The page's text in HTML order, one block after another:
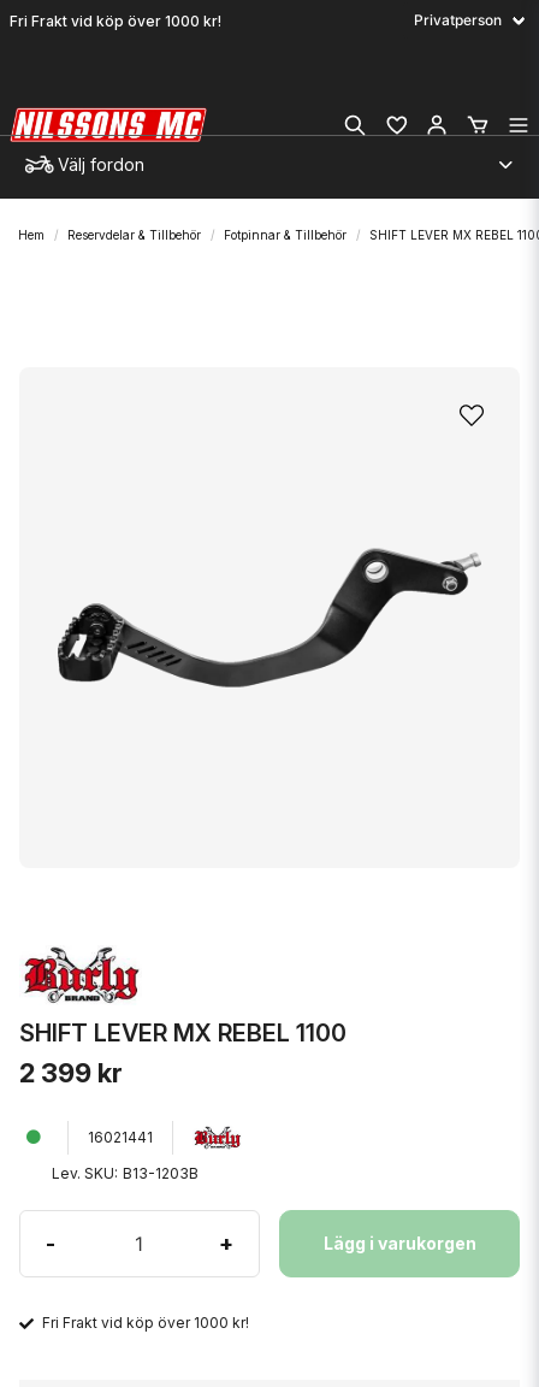
Fri Frakt vid köp över 1000 kr!
Välj fordon
Hem Reservdelar & Tillbehör Fotpinnar & Tillbehör SHIFT LEVER MX REBEL
SHIFT LEVER MX REBEL 1100
2 399 kr
16021441
Lev. SKU: B13-1203B
- + Lägg i varukorgen
Fri Frakt vid köp över 1000 kr!